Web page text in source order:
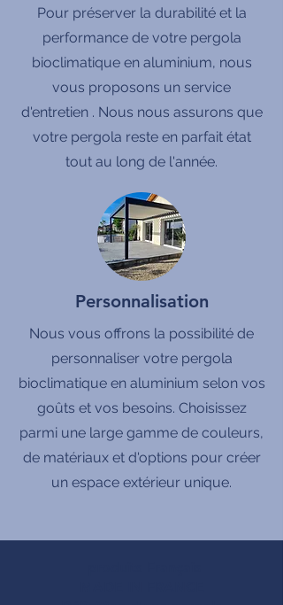
Pour préserver la durabilité et la
performance de votre pergola
bioclimatique en aluminium, nous
vous proposons un service
d'entretien . Nous nous assurons que
votre pergola reste en parfait état
tout au long de l'année.
Personnalisation
Nous vous offrons la possibilité de
personnaliser votre pergola
bioclimatique en aluminium selon vos
goûts et vos besoins. Choisissez
parmi une large gamme de couleurs,
de matériaux et d'options pour créer
un espace extérieur unique.